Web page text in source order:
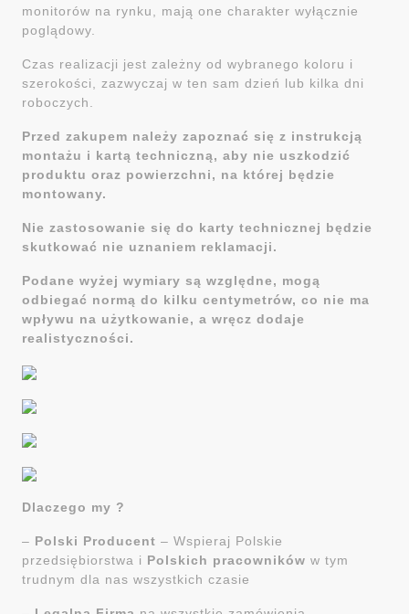
monitorów na rynku, mają one charakter wyłącznie
poglądowy.
Czas realizacji jest zależny od wybranego koloru i
szerokości, zazwyczaj w ten sam dzień lub kilka dni
roboczych.
Przed zakupem należy zapoznać się z instrukcją
montażu i kartą techniczną, aby nie uszkodzić
produktu oraz powierzchni, na której będzie
montowany.
Nie zastosowanie się do karty technicznej będzie
skutkować nie uznaniem reklamacji.
Podane wyżej wymiary są względne, mogą
odbiegać normą do kilku centymetrów, co nie ma
wpływu na użytkowanie, a wręcz dodaje
realistyczności.
Dlaczego my ?
– Polski Producent – Wspieraj Polskie
przedsiębiorstwa i Polskich pracowników w tym
trudnym dla nas wszystkich czasie